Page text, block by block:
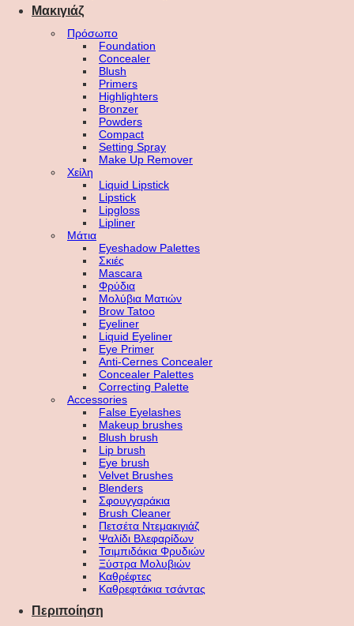
Μακιγιάζ
Πρόσωπο
Foundation
Concealer
Blush
Primers
Highlighters
Bronzer
Powders
Compact
Setting Spray
Make Up Remover
Χείλη
Liquid Lipstick
Lipstick
Lipgloss
Lipliner
Μάτια
Eyeshadow Palettes
Σκιές
Mascara
Φρύδια
Μολύβια Ματιών
Brow Tatoo
Eyeliner
Liquid Eyeliner
Eye Primer
Anti-Cernes Concealer
Concealer Palettes
Correcting Palette
Accessories
False Eyelashes
Makeup brushes
Blush brush
Lip brush
Eye brush
Velvet Brushes
Blenders
Σφουγγαράκια
Brush Cleaner
Πετσέτα Ντεμακιγιάζ
Ψαλίδι Βλεφαρίδων
Τσιμπιδάκια Φρυδιών
Ξύστρα Μολυβιών
Καθρέφτες
Καθρεφτάκια τσάντας
Περιποίηση